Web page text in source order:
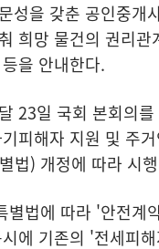
성을 갖춘 공인중개
희망 물건의 권리관
을 안내한다.
23일 국회 본회의
피해자 지원 및 주
법) 개정에 따라 시
별법에 따라 '안전계
에 기존의 '전세피